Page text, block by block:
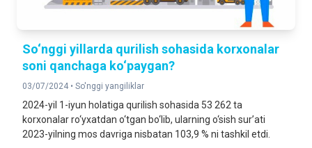
So‘nggi yillarda qurilish sohasida korxonalar
soni qanchaga ko‘paygan?
03/07/2024 • So'nggi yangiliklar
2024-yil 1-iyun holatiga qurilish sohasida 53 262 ta
korxonalar ro‘yxatdan o‘tgan bo‘lib, ularning o‘sish sur’ati
2023-yilning mos davriga nisbatan 103,9 % ni tashkil etdi.